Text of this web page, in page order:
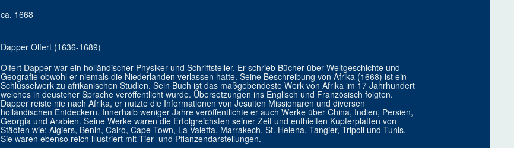
ca. 1668
Dapper Olfert (1636-1689)
Olfert Dapper war ein holländischer Physiker und Schriftsteller. Er schrieb Bücher über Weltgeschichte und
Geografie obwohl er niemals die Niederlanden verlassen hatte. Seine Beschreibung von Afrika (1668) ist ein
Schlüsselwerk zu afrikanischen Studien. Sein Buch ist das maßgebendeste Werk von Afrika im 17 Jahrhundert
welches in deustcher Sprache veröffentlicht wurde. Übersetzungen ins Englisch und Französisch folgten.
Dapper reiste nie nach Afrika, er nutzte die Informationen von Jesuiten Missionaren und diversen
holländischen Entdeckern. Innerhalb weniger Jahre veröffentlichte er auch Werke über China, Indien, Persien,
Georgia und Arabien. Seine Werke waren die Erfolgreichsten seiner Zeit und enthielten Kupferplatten von
Städten wie: Algiers, Benin, Cairo, Cape Town, La Valetta, Marrakech, St. Helena, Tangier, Tripoli und Tunis.
Sie waren ebenso reich illustriert mit Tier- und Pflanzendarstellungen.